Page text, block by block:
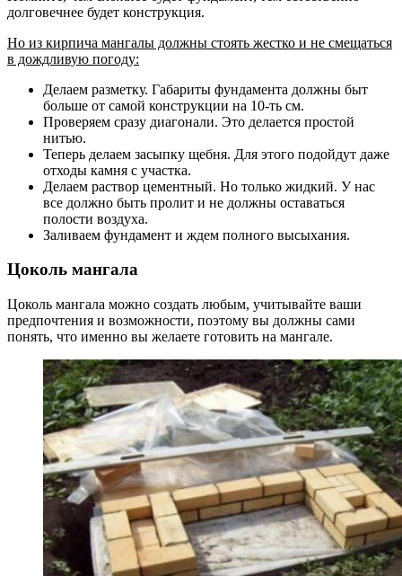
долговечнее будет конструкция.
Но из кирпича мангалы должны стоять жестко и не смещаться
в дождливую погоду:
Делаем разметку. Габариты фундамента должны быт
больше от самой конструкции на 10-ть см.
Проверяем сразу диагонали. Это делается простой
нитью.
Теперь делаем засыпку щебня. Для этого подойдут даже
отходы камня с участка.
Делаем раствор цементный. Но только жидкий. У нас
все должно быть пролит и не должны оставаться
полости воздуха.
Заливаем фундамент и ждем полного высыхания.
Цоколь мангала
Цоколь мангала можно создать любым, учитывайте ваши
предпочтения и возможности, поэтому вы должны сами
понять, что именно вы желаете готовить на мангале.